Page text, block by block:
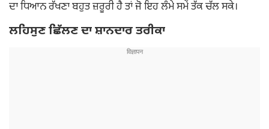
ਦਾ ਧਿਆਨ ਰੱਖਣਾ ਬਹੁਤ ਜ਼ਰੂਰੀ ਹੈ ਤਾਂ ਜੋ ਇਹ ਲੰਮੇ ਸਮੇਂ ਤੱਕ ਚੱਲ ਸਕੇ।
ਲਹਿਸੁਣ ਛਿੱਲਣ ਦਾ ਸ਼ਾਨਦਾਰ ਤਰੀਕਾ